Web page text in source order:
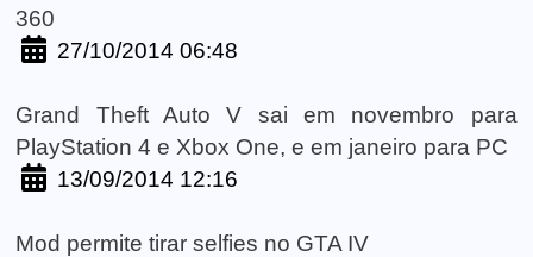
360
27/10/2014 06:48
Grand Theft Auto V sai em novembro para
PlayStation 4 e Xbox One, e em janeiro para PC
13/09/2014 12:16
Mod permite tirar selfies no GTA IV